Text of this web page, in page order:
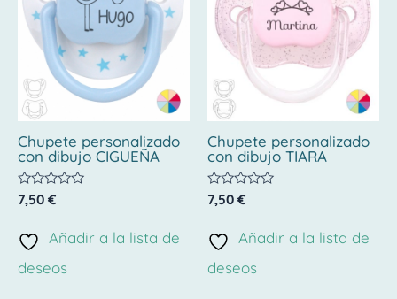
Chupete personalizado
con dibujo CIGUEÑA
Valorado
con
de
5
7,50 €
Añadir a la lista de
deseos
Chupete personalizado
con dibujo TIARA
Valorado
con
de
5
7,50 €
Añadir a la lista de
deseos